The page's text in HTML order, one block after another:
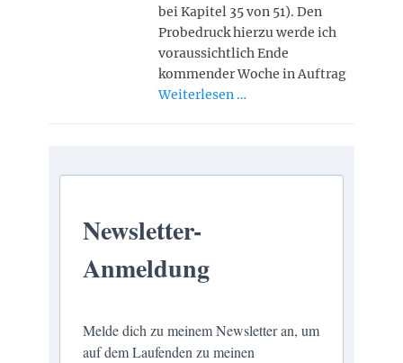
bei Kapitel 35 von 51). Den
Probedruck hierzu werde ich
voraussichtlich Ende
kommender Woche in Auftrag
Weiterlesen …
Newsletter-
Anmeldung
Melde dich zu meinem Newsletter an, um
auf dem Laufenden zu meinen